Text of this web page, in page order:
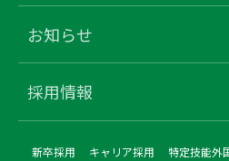
お知らせ
採用情報
新卒採用 キャリア採用 特定技能外